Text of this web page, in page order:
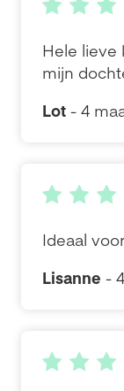
Hele lieve
mijn
Lot - 4
Ideaal
Lisanne -